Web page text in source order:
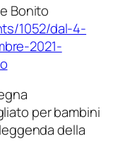
Bonito
1052/dal-4-
2021-
per bambini
della